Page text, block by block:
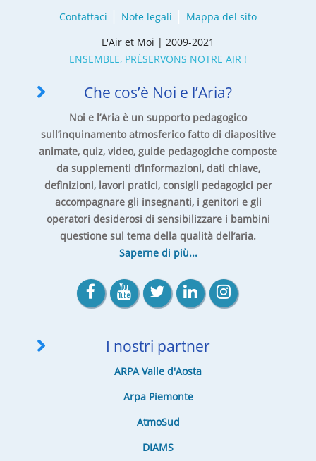
Contattaci Note legali
Mappa del sito
L'Air et Moi | 2009-2021
ENSEMBLE, PRÉSERVONS NOTRE AIR !
Che cos’è Noi e l’Aria?
Noi e l’Aria è un supporto pedagogico
sull’inquinamento atmosferico fatto di diapositive
animate, quiz, video, guide pedagogiche composte
da supplementi d’informazioni, dati chiave,
definizioni, lavori pratici, consigli pedagogici per
accompagnare gli insegnanti, i genitori e gli
operatori desiderosi di sensibilizzare i bambini
questione sul tema della qualità dell’aria.
Saperne di più...
I nostri partner
ARPA Valle d'Aosta
Arpa Piemonte
AtmoSud
DIAMS